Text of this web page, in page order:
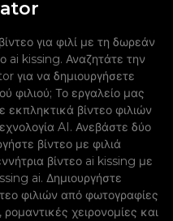
για φιλί με τη δωρεάν
ai kissing. Αναζητάτε την
για να δημιουργήσετε
φιλιού; Το εργαλείο μας
εκπληκτικά βίντεο φιλιών
AI. Ανεβάστε δύο
βίντεο με φιλιά
βίντεο ai kissing με
ai. Δημιουργήστε
φιλιών από φωτογραφίες
χειρονομίες και